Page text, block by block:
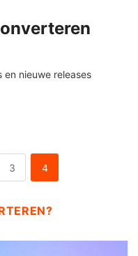
en nieuwe releases
3 4